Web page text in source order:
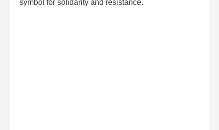
symbol for solidarity and resistance.